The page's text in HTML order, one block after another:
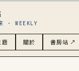
· WEEKLY
題 關於 書房站 ↗